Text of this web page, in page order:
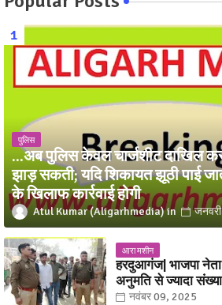
पुलिस
...अब पुलिस केवल चार्जशीट दाखिल
झाड़ सकती; यदि शिकायत झूठी पाई
के खिलाफ कार्रवाई होगी
Atul Kumar (Aligarhmedia)
आरा मशीन
हरदुआगंज| भाजपा
अनुमति से ज्यादा
नवंबर 09, 2025